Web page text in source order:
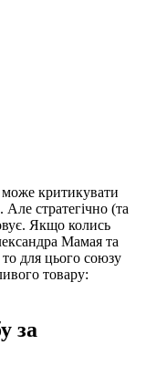
критикувати
Але стратегічно (та
Якщо колись
Мамая та
для цього союзу
товару:
за